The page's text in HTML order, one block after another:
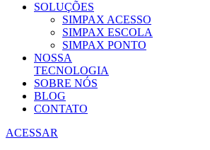
SOLUÇÕES
SIMPAX ACESSO
SIMPAX ESCOLA
SIMPAX PONTO
NOSSA
TECNOLOGIA
SOBRE NÓS
BLOG
CONTATO
ACESSAR